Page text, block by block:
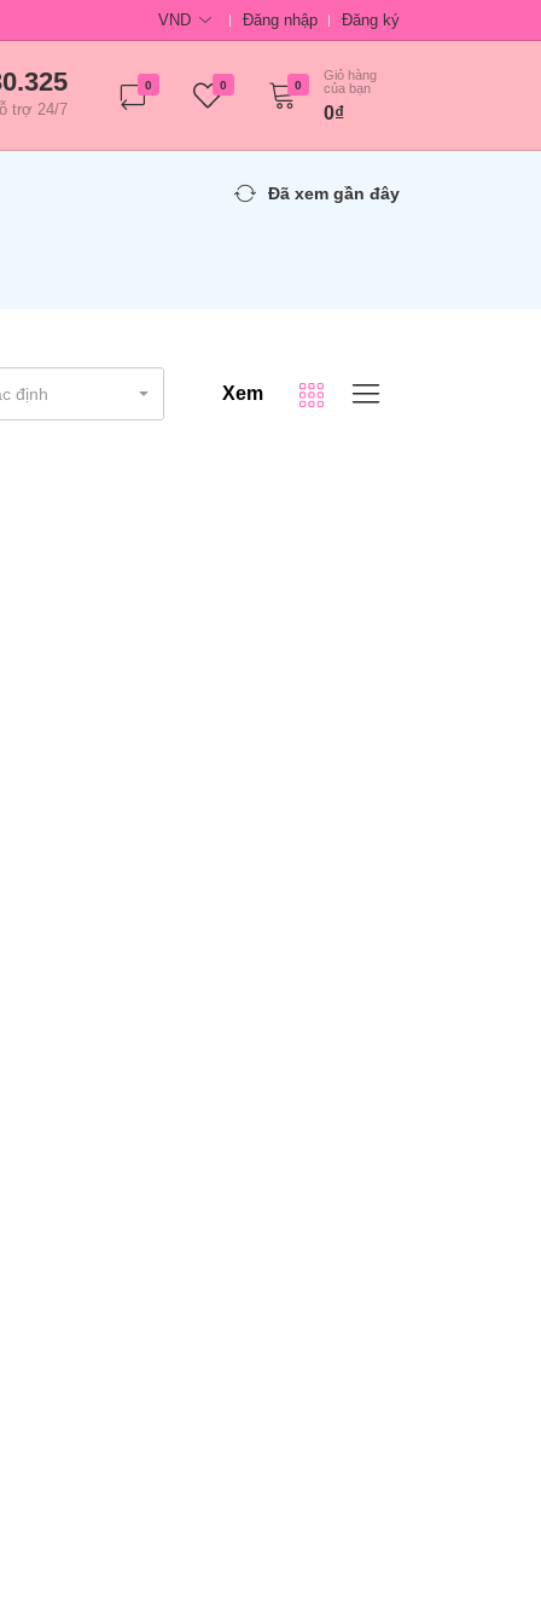
VND Đăng nhập Đăng ký
trợ 24/7
0 0 0
Giỏ hàng
của bạn
0₫
Đã xem gần đây
định Xem